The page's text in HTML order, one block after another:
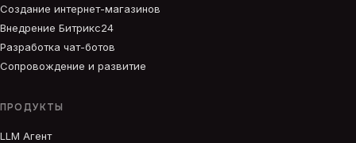
Создание интернет-магазинов
Внедрение Битрикс24
Разработка чат-ботов
Сопровождение и развитие
ПРОДУКТЫ
LLM Агент